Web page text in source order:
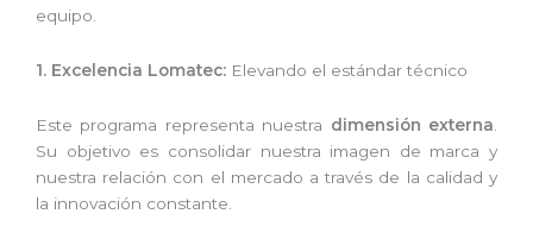
equipo.
1. Excelencia Lomatec: Elevando el estándar técnico
Este programa representa nuestra dimensión externa
Su objetivo es consolidar nuestra imagen de marca y
nuestra relación con el mercado a través de la calidad y
la innovación constante.